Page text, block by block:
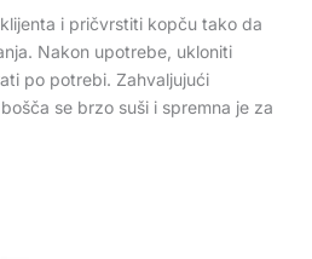
i pričvrstiti kopču tako da
Nakon upotrebe, ukloniti
po potrebi. Zahvaljujući
se brzo suši i spremna je za